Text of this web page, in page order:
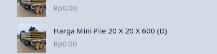
Rp0.00
Harga Mini Pile 20 X 20 X 600 (D)
Rp0.00